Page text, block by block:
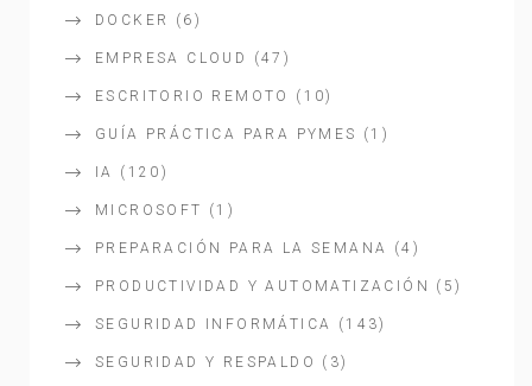
DOCKER (6)
EMPRESA CLOUD (47)
ESCRITORIO REMOTO (10)
GUÍA PRÁCTICA PARA PYMES (1)
IA (120)
MICROSOFT (1)
PREPARACIÓN PARA LA SEMANA (4)
PRODUCTIVIDAD Y AUTOMATIZACIÓN (5)
SEGURIDAD INFORMÁTICA (143)
SEGURIDAD Y RESPALDO (3)